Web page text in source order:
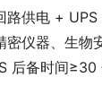
路供电 +
密仪器、生物
后备时间≥30